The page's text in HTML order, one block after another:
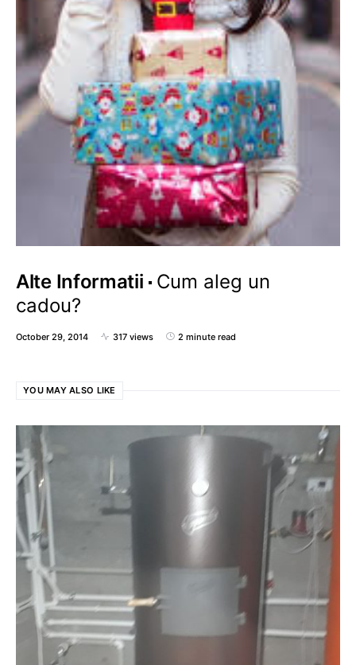
Alte Informatii
Cum aleg un
cadou?
October 29, 2014 317 views 2 minute read
YOU MAY ALSO LIKE